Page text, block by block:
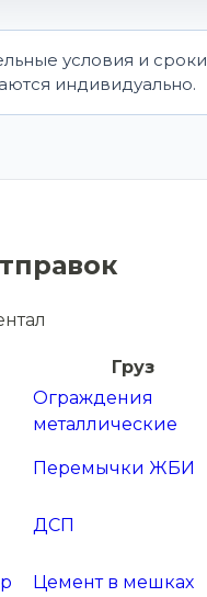
условия и сроки
индивидуально.
Груз
Ограждения
металлические
Перемычки ЖБИ
ДСП
Цемент в мешках